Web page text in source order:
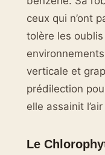
ceux qui n’ont
tolère les oublis
verticale et
prédilection
elle assainit
Le